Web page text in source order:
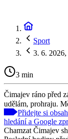
Sport
3. 6.
3 min
Čimajev ráno před
udělám, prohraju.
Přidejte si
hledání a Google
Chamzat Čimajev